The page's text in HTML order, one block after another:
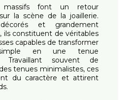
massifs font un retour
la scène de la joaillerie.
et grandement
ils constituent de véritables
capables de transformer
en une tenue
Travaillant souvent de
tenues minimalistes, ces
du caractère et attirent